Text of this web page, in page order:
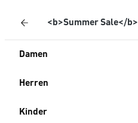
<b>Summer Sale</b>
Damen
Herren
Kinder